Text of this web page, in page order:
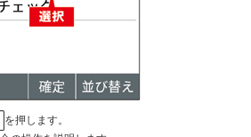
を押します。